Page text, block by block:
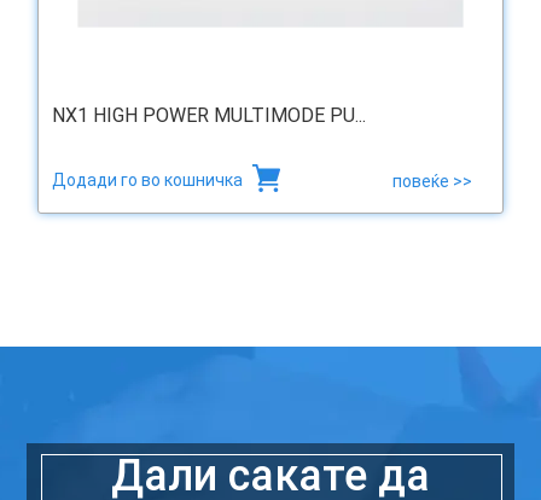
NX1 HIGH POWER MULTIMODE PU...
Додади го во кошничка повеќе >>
Дали сакате да